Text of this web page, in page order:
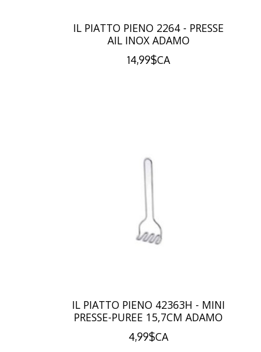
IL PIATTO PIENO 2264 - PRESSE
AIL INOX ADAMO
14,99$CA
IL PIATTO PIENO 42363H - MINI
PRESSE-PUREE 15,7CM ADAMO
4,99$CA